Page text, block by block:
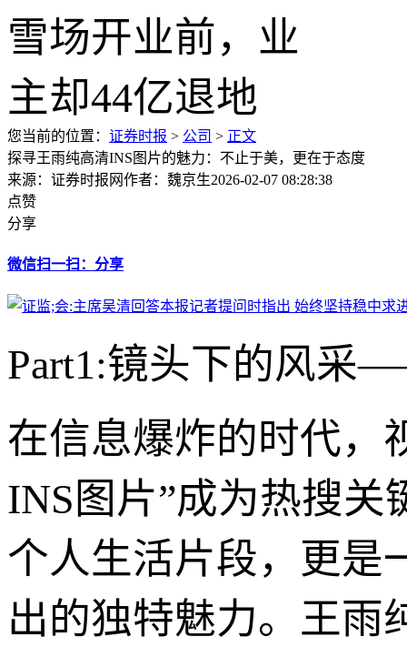
您当前的位置： 证券时报 > 公司 > 正文
探寻王雨纯高清INS图片的魅力：不止于美，更在于态度
来源：证券时报网作者：魏京生2026-02-07 08:28:38
点赞
分享
微信扫一扫：分享
Part1:镜头下的风采
在信息爆炸的时代，
INS图片”成为热搜
个人生活片段，更是
出的独特魅力。王雨